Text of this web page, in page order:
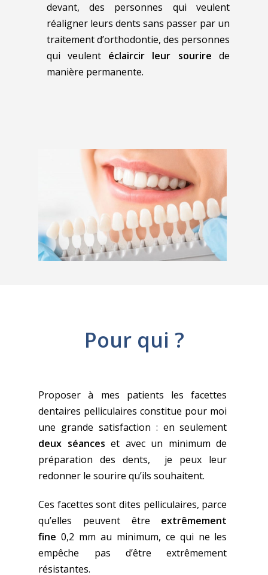
devant, des personnes qui veulent
réaligner leurs dents sans passer par un
traitement d’orthodontie, des personnes
qui veulent éclaircir leur sourire de
manière permanente.
Pour qui ?
Proposer à mes patients les facettes
dentaires pelliculaires constitue pour moi
une grande satisfaction : en seulement
deux séances et avec un minimum de
préparation des dents, je peux leur
redonner le sourire qu’ils souhaitent.
Ces facettes sont dites pelliculaires, parce
qu’elles peuvent être extrêmement
fine 0,2 mm au minimum, ce qui ne les
empêche pas d’être extrêmement
résistantes.